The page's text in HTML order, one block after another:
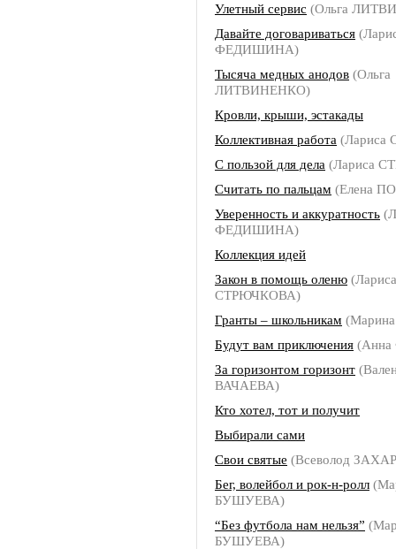
Улетный сервис (Ольга
Давайте договариваться
ФЕДИШИНА)
Тысяча медных анодов (Ольга
ЛИТВИНЕНКО)
Кровли, крыши, эстакады
Коллективная работа (Лариса
С пользой для дела (Лариса
Считать по пальцам (Елена
Уверенность и аккуратность
ФЕДИШИНА)
Коллекция идей
Закон в помощь оленю (Лариса
СТРЮЧКОВА)
Гранты – школьникам
Будут вам приключения
За горизонтом горизонт
ВАЧАЕВА)
Кто хотел, тот и получит
Выбирали сами
Свои святые (Всеволод
Бег, волейбол и рок-н-ролл
БУШУЕВА)
“Без футбола нам нельзя”
БУШУЕВА)